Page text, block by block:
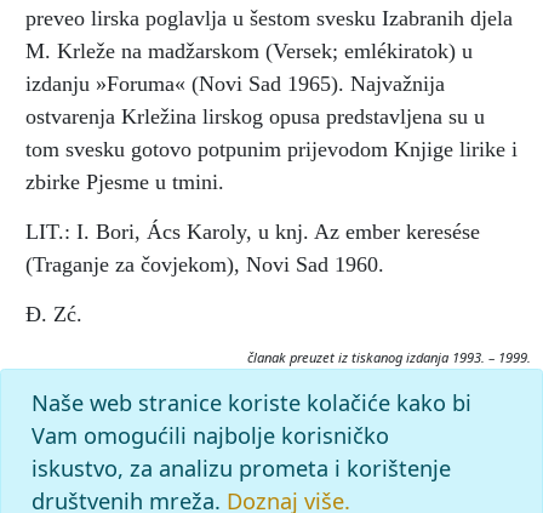
preveo lirska poglavlja u šestom svesku Izabranih djela
M. Krleže na madžarskom (Versek; emlékiratok) u
izdanju »Foruma« (Novi Sad 1965). Najvažnija
ostvarenja Krležina lirskog opusa predstavljena su u
tom svesku gotovo potpunim prijevodom Knjige lirike i
zbirke Pjesme u tmini.
LIT.: I. Bori, Ács Karoly, u knj. Az ember keresése
(Traganje za čovjekom), Novi Sad 1960.
Đ. Zć.
članak preuzet iz tiskanog izdanja 1993. – 1999.
Citiranje:
Krležijana (1993–99), mrežno izdanje.
Leksikografski zavod Miroslav Krleža, 2026. Pristupljeno
8.8.2026. <https://krlezijana.lzmk.hr/clanak/acs-karoly>.
Naše web stranice koriste kolačiće kako bi
Vam omogućili najbolje korisničko
iskustvo, za analizu prometa i korištenje
društvenih mreža. Doznaj više.